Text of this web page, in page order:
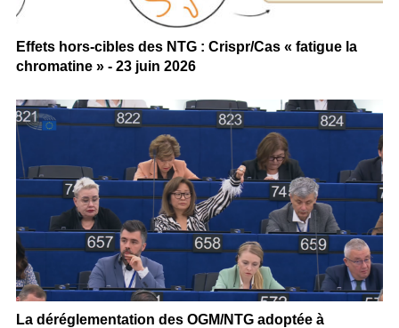
Effets hors-cibles des NTG : Crispr/Cas « fatigue la
chromatine » - 23 juin 2026
La déréglementation des OGM/NTG adoptée à